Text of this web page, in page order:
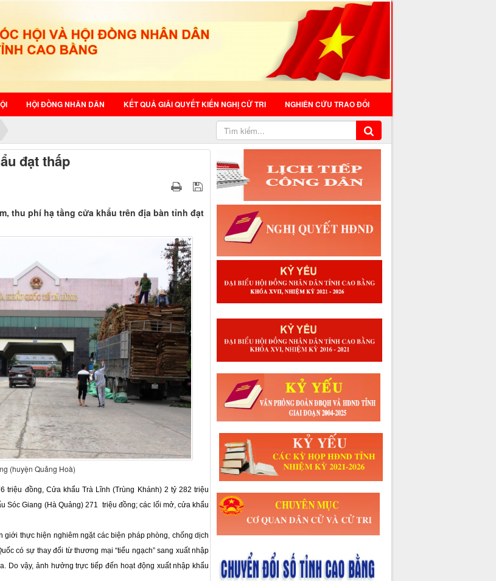
HỘI ĐỒNG NHÂN DÂN KẾT QUẢ GIẢI QUYẾT KIẾN NGHỊ CỬ TRI NGHIÊN CỨU TRAO ĐỔI
đạt thấp
thu phí hạ tầng cửa khẩu trên địa bàn tỉnh đạt
(huyện Quảng Hoà)
triệu đồng, Cửa khẩu Trà Lĩnh (Trùng Khánh) 2 tỷ 282 triệu
Sóc Giang (Hà Quảng) 271 triệu đồng; các lối mở, cửa khẩu
thực hiện nghiêm ngặt các biện pháp phòng, chống dịch
có sự thay đổi từ thương mại “tiểu ngạch” sang xuất nhập
Do vậy, ảnh hưởng trực tiếp đến hoạt động xuất nhập khẩu